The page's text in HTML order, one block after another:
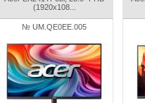
(1920x108...
№ UM.QE0EE.005